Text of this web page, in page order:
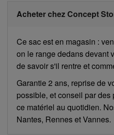
Acheter chez Concept
Ce sac est en magasin :
on le range dedans devant
de savoir s'il rentre et
Garantie 2 ans, reprise de
possible, et conseil par
ce matériel au quotidien.
Nantes, Rennes et Vannes.